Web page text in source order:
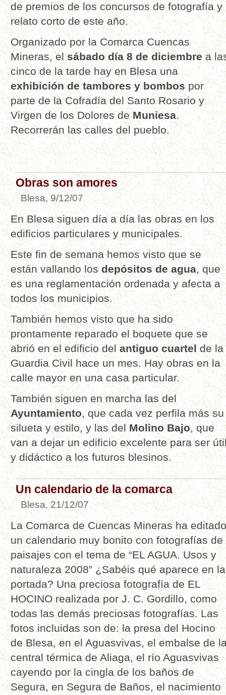
de premios de los concursos de fotografía y
relato corto de este año.
Organizado por la Comarca Cuencas
Mineras, el sábado día 8 de diciembre a
cinco de la tarde hay en Blesa una
exhibición de tambores y bombos por
parte de la Cofradía del Santo Rosario y
Virgen de los Dolores de Muniesa.
Recorrerán las calles del pueblo.
Obras son amores
Blesa, 9/12/07
En Blesa siguen día a día las obras en los
edificios particulares y municipales.
Este fin de semana hemos visto que se
están vallando los depósitos de agua, que
es una reglamentación ordenada y afecta a
todos los municipios.
También hemos visto que ha sido
prontamente reparado el boquete que se
abrió en el edificio del antiguo cuartel de la
Guardia Civil hace un mes. Hay obras en la
calle mayor en una casa particular.
También siguen en marcha las del
Ayuntamiento, que cada vez perfila más su
silueta y estilo, y las del Molino Bajo, que
van a dejar un edificio excelente para ser
y didáctico a los futuros blesinos.
Un calendario de la comarca
Blesa, 21/12/07
La Comarca de Cuencas Mineras ha editado
un calendario muy bonito con fotografías de
paisajes con el tema de “EL AGUA. Usos y
naturaleza 2008” ¿Sabéis qué aparece en la
portada? Una preciosa fotografía de EL
HOCINO realizada por J. C. Gordillo, como
todas las demás preciosas fotografías. Las
fotos incluidas son de: la presa del Hocino
de Blesa, en el Aguasvivas, el embalse de
central térmica de Aliaga, el río Aguasvivas
cayendo por la cingla de los baños de
Segura, en Segura de Baños, el nacimiento